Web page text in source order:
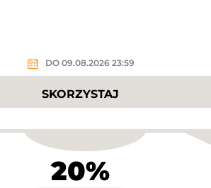
DO 09.08.2026 23:59
SKORZYSTAJ
20%